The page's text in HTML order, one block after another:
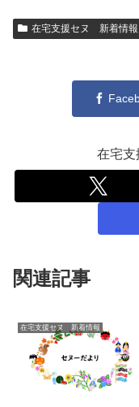
在宅支援セヌ 新着情報
在宅支
関連記事
在宅支援セヌ 新着情報